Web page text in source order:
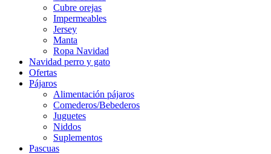
Cubre orejas
Impermeables
Jersey
Manta
Ropa Navidad
Navidad perro y gato
Ofertas
Pájaros
Alimentación pájaros
Comederos/Bebederos
Juguetes
Niddos
Suplementos
Pascuas